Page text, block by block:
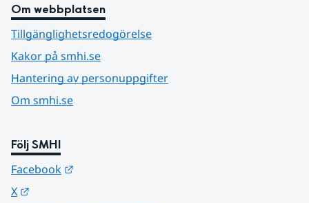
Om webbplatsen
Tillgänglighetsredogörelse
Kakor på smhi.se
Hantering av personuppgifter
Om smhi.se
Följ SMHI
Facebook
X